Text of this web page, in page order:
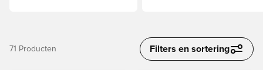
71 Producten Filters en sortering